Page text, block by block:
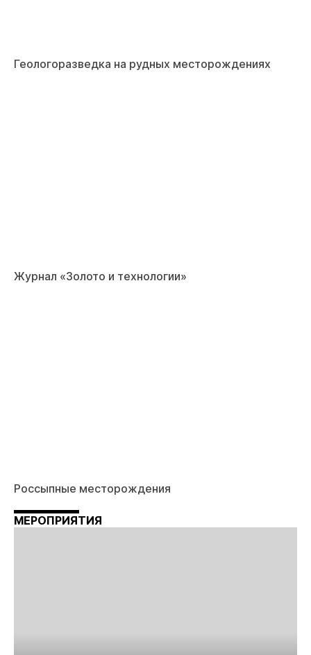
Геологоразведка на рудных месторождениях
Журнал «Золото и технологии»
Россыпные месторождения
МЕРОПРИЯТИЯ